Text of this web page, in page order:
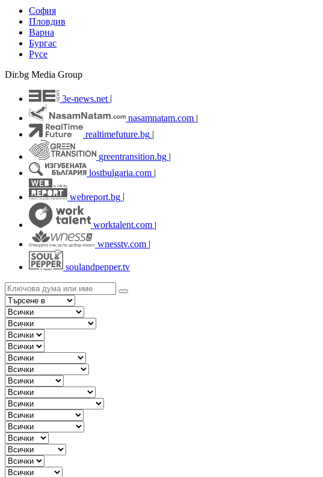
София
Пловдив
Варна
Бургас
Русе
Dir.bg Media Group
3e-news.net
nasamnatam.com |
realtimefuture.bg |
greentransition.bg |
lostbulgaria.com |
webreport.bg
worktalent.com |
wnesstv.com |
soulandpepper.tv